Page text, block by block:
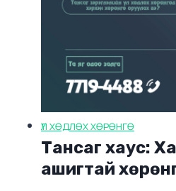
ҮЛ ХӨДЛӨХ ХӨРӨНГӨ
Тансаг хаус:
ашигтай